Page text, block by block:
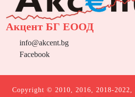
Акцент БГ ЕООД
info@akcent.bg
Facebook
Copyright © 2010, 2016, 2018-